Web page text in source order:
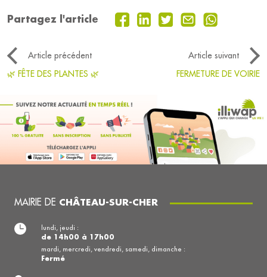
Partagez l'article
Article précédent
Article suivant
🌿 FÊTE DES PLANTES 🌿
FERMETURE DE VOIRIE
MAIRIE DE CHÂTEAU-SUR-CHER
lundi, jeudi :
de 14h00 à 17h00
mardi, mercredi, vendredi, samedi, dimanche :
Fermé